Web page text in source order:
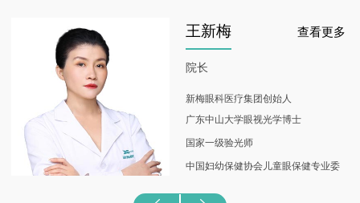
心、隐形眼镜、角膜塑形镜验配中心、中医诊疗中心、
干眼治疗中心、近视防控中心、斜、弱视治疗中心等多
个专业临床诊疗中
一开始便致力于成为全国眼视光行业的倡导者与领跑
者！
王新梅
院长
新梅眼科医疗集团创始人
广东中山大学眼视光学博士
国家一级验光师
中国妇幼保健协会儿童眼保健专业委
查看更多